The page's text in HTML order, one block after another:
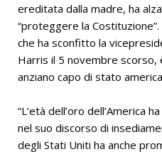
ereditata dalla madre, ha
“proteggere la
che ha sconfitto la
Harris il 5 novembre scorso,
anziano capo di stato
“L’età dell’oro dell’America
nel suo discorso di
degli Stati Uniti ha anche